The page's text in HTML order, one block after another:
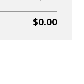
$0.00